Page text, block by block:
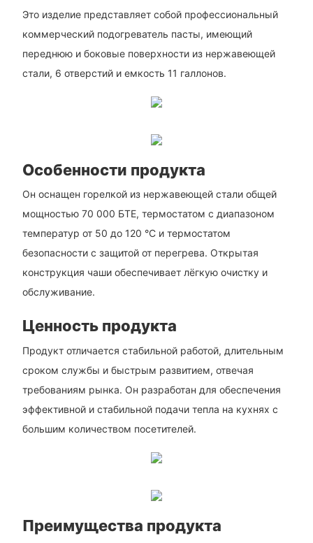
Это изделие представляет собой профессиональный
коммерческий подогреватель пасты, имеющий
переднюю и боковые поверхности из нержавеющей
стали, 6 отверстий и емкость 11 галлонов.
Особенности продукта
Он оснащен горелкой из нержавеющей стали общей
мощностью 70 000 БТЕ, термостатом с диапазоном
температур от 50 до 120 °C и термостатом
безопасности с защитой от перегрева. Открытая
конструкция чаши обеспечивает лёгкую очистку и
обслуживание.
Ценность продукта
Продукт отличается стабильной работой, длительным
сроком службы и быстрым развитием, отвечая
требованиям рынка. Он разработан для обеспечения
эффективной и стабильной подачи тепла на кухнях с
большим количеством посетителей.
Преимущества продукта